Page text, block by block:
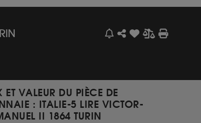
ET VALEUR DU PIÈCE DE
: ITALIE-5 LIRE VICTOR-
II 1864 TURIN